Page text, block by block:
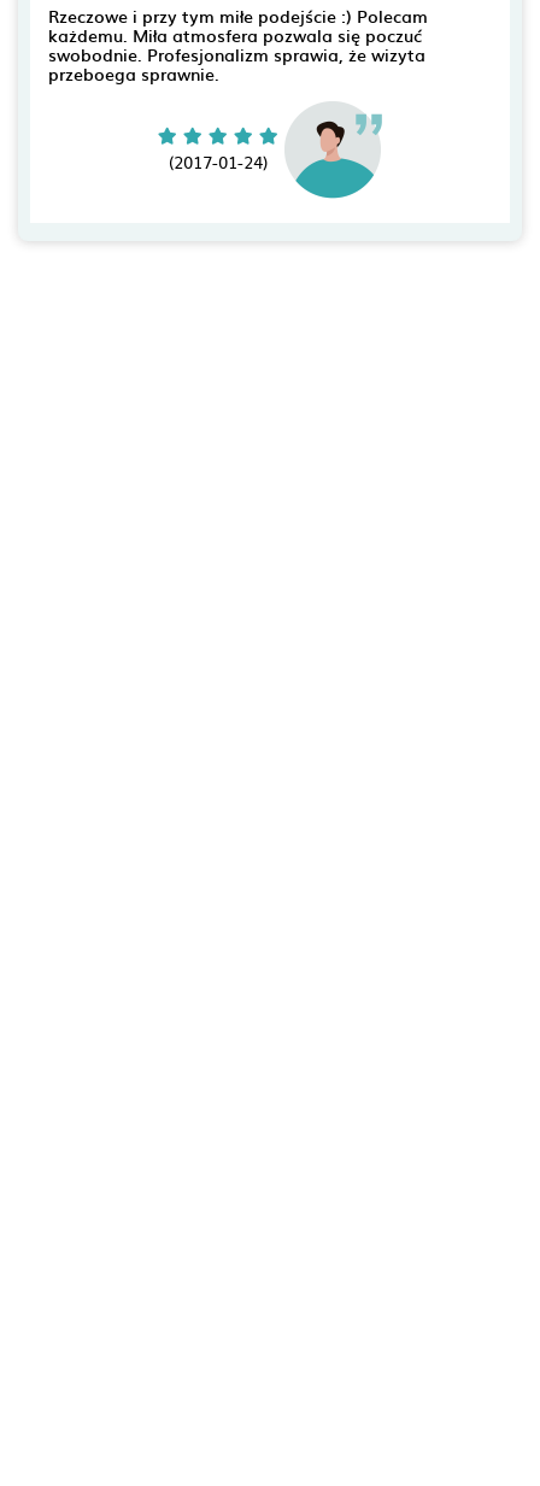
Rzeczowe i przy tym miłe podejście :) Polecam
każdemu. Miła atmosfera pozwala się poczuć
swobodnie. Profesjonalizm sprawia, że wizyta
przeboega sprawnie.
(2017-01-24)